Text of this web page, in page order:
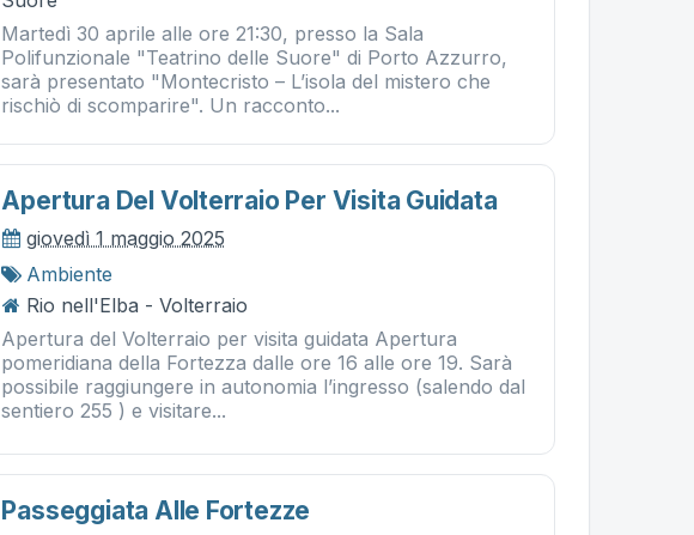
Martedì 30 aprile alle ore 21:30, presso la Sala
Polifunzionale "Teatrino delle Suore" di Porto Azzurro,
sarà presentato "Montecristo – L’isola del mistero che
rischiò di scomparire". Un racconto...
Apertura Del Volterraio Per Visita Guidata
giovedì 1 maggio 2025
Ambiente
Rio nell'Elba - Volterraio
Apertura del Volterraio per visita guidata Apertura
pomeridiana della Fortezza dalle ore 16 alle ore 19. Sarà
possibile raggiungere in autonomia l’ingresso (salendo dal
sentiero 255 ) e visitare...
Passeggiata Alle Fortezze